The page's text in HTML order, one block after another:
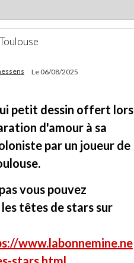
Le 06/08/2025
petit dessin offert lors
d'amour à sa
par un joueur de
vous pouvez
têtes de stars sur
www.labonnemine.ne